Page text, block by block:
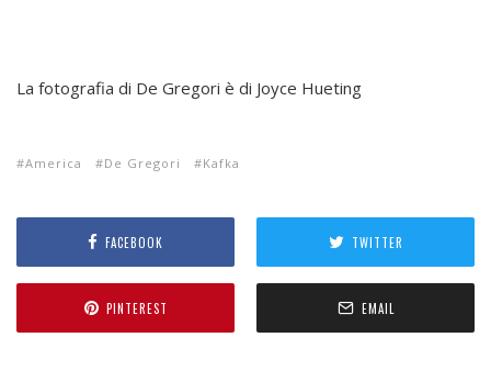
P
y
La fotografia di De Gregori è di Joyce Hueting
America De Gregori Kafka
FACEBOOK TWITTER
PINTEREST EMAIL